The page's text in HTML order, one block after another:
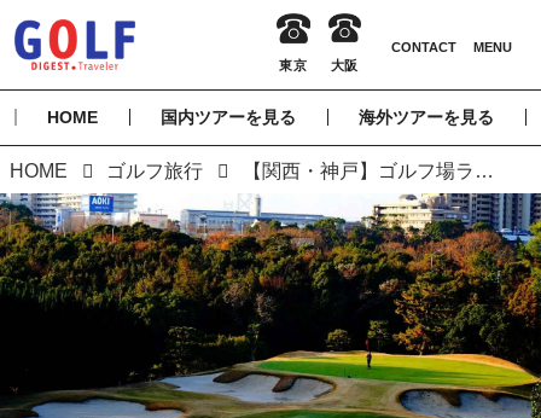
HOME 国内ツアーを見る 海外ツアーを見る
HOME ゴルフ旅行 【関西・神戸】ゴルフ場ランチの王様「カレー」の起源を発見。関西のクラシックコースを巡る旅